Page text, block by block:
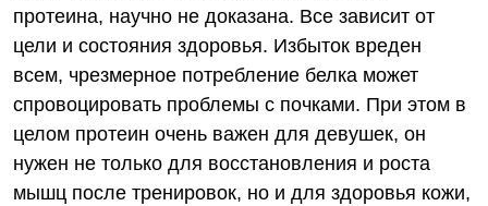
протеина, научно не доказана. Все зависит от
цели и состояния здоровья. Избыток вреден
всем, чрезмерное потребление белка может
спровоцировать проблемы с почками. При этом в
целом протеин очень важен для девушек, он
нужен не только для восстановления и роста
мышц после тренировок, но и для здоровья кожи,